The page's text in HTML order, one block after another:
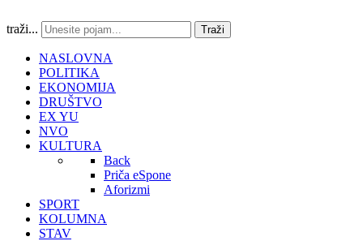
traži... Traži
NASLOVNA
POLITIKA
EKONOMIJA
DRUŠTVO
EX YU
NVO
KULTURA
Back
Priča eSpone
Aforizmi
SPORT
KOLUMNA
STAV